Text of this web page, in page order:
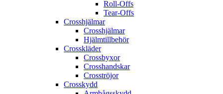
Roll-Offs
Tear-Offs
Crosshjälmar
Crosshjälmar
Hjälmtillbehör
Crosskläder
Crossbyxor
Crosshandskar
Crosströjor
Crosskydd